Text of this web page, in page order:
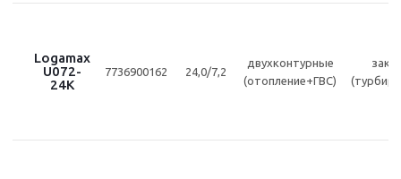
Logamax
U072-
24K
7736900162 24,0/7,2
двухконтурные
(отопление+ГВС)